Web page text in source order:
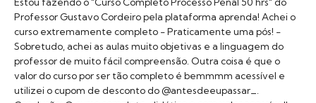
Professor Gustavo Cordeiro pela plataforma aprenda! Achei o
curso extremamente completo - Praticamente uma pós! -
Sobretudo, achei as aulas muito objetivas e a linguagem do
professor de muito fácil compreensão. Outra coisa é que o
valor do curso por ser tão completo é bemmmm acessível e
utilizei o cupom de desconto do @antesdeeupassar_.